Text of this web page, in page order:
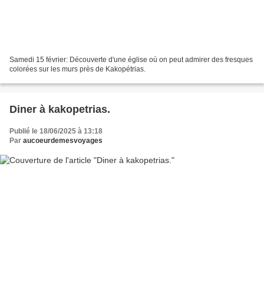
Samedi 15 février: Découverte d'une église où on peut admirer des fresques
colorées sur les murs près de Kakopétrias.
Diner à kakopetrias.
Publié le 18/06/2025 à 13:18
Par aucoeurdemesvoyages